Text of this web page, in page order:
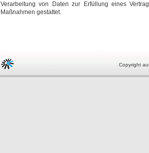
Verarbeitung von Daten zur Erfüllung eines
Maßnahmen gestattet.
Copyright